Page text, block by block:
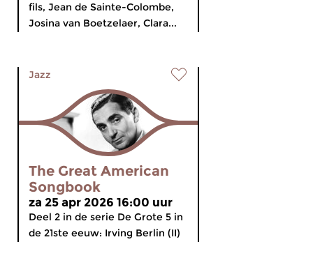
fils, Jean de Sainte-Colombe,
Josina van Boetzelaer, Clara...
Jazz
The Great American
Songbook
za 25 apr 2026 16:00 uur
Deel 2 in de serie De Grote 5 in
de 21ste eeuw: Irving Berlin (II)